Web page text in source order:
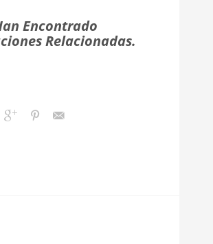
Encontrado
Relacionadas.